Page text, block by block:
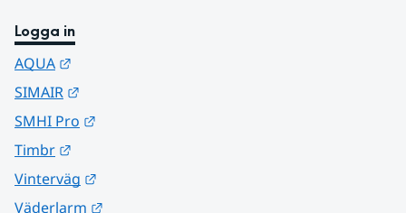
Logga in
AQUA
SIMAIR
SMHI Pro
Timbr
Vinterväg
Väderlarm